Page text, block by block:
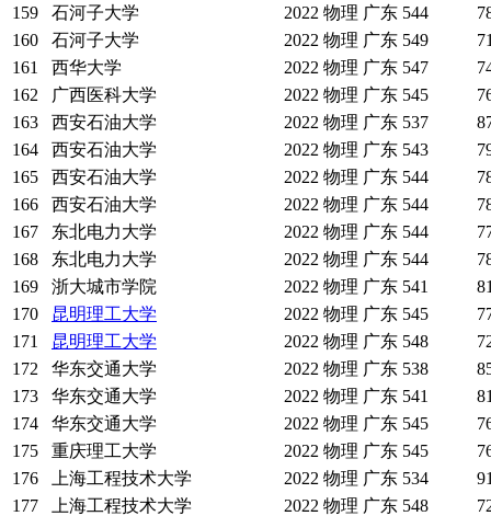
159
石河子大学 2022 物理 广东 544
160
石河子大学 2022 物理 广东 549
161
西华大学 2022 物理 广东 547
162
广西医科大学 2022 物理 广东 545
163
西安石油大学 2022 物理 广东 537
164
西安石油大学 2022 物理 广东 543
165
西安石油大学 2022 物理 广东 544
166
西安石油大学 2022 物理 广东 544
167
东北电力大学 2022 物理 广东 544
168
东北电力大学 2022 物理 广东 544
169
浙大城市学院 2022 物理 广东 541
170
昆明理工大学 2022 物理 广东 545
171
昆明理工大学 2022 物理 广东 548
172
华东交通大学 2022 物理 广东 538
173
华东交通大学 2022 物理 广东 541
174
华东交通大学 2022 物理 广东 545
175
重庆理工大学 2022 物理 广东 545
176
上海工程技术大学 2022 物理 广东 534
177
上海工程技术大学 2022 物理 广东 548